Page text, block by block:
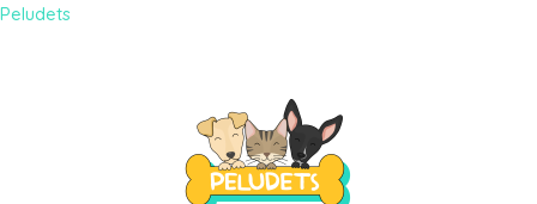
Peludets